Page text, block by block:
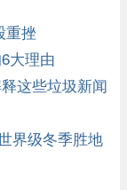
重挫
大理由
这些垃圾新闻
界级冬季胜地